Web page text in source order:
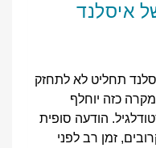
איסלנד
תחליט לא לתחזק
כזה יוחלף
הודעה סופית
זמן רב לפני